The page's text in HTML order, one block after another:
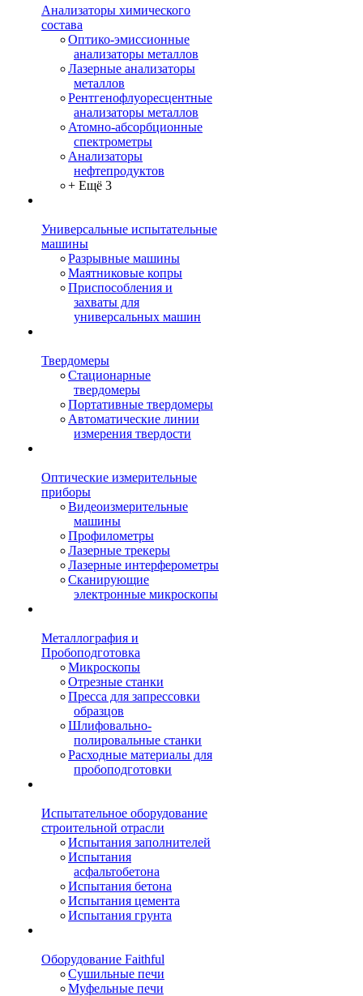
Анализаторы химического
состава
Оптико-эмиссионные
анализаторы металлов
Лазерные анализаторы
металлов
Рентгенофлуоресцентные
анализаторы металлов
Атомно-абсорбционные
спектрометры
Анализаторы
нефтепродуктов
+ Ещё 3
Универсальные испытательные
машины
Разрывные машины
Маятниковые копры
Приспособления и
захваты для
универсальных машин
Твердомеры
Стационарные
твердомеры
Портативные твердомеры
Автоматические линии
измерения твердости
Оптические измерительные
приборы
Видеоизмерительные
машины
Профилометры
Лазерные трекеры
Лазерные интерферометры
Сканирующие
электронные микроскопы
Металлография и
Пробоподготовка
Микроскопы
Отрезные станки
Пресса для запрессовки
образцов
Шлифовально-
полировальные станки
Расходные материалы для
пробоподготовки
Испытательное оборудование
строительной отрасли
Испытания заполнителей
Испытания
асфальтобетона
Испытания бетона
Испытания цемента
Испытания грунта
Оборудование Faithful
Сушильные печи
Муфельные печи